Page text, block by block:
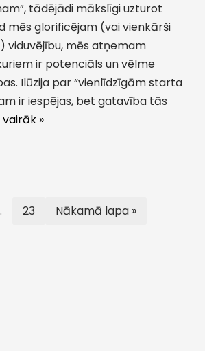
tādējādi mākslīgi uzturot
mēs glorificējam (vai vienkārši
viduvējību, mēs atņemam
ir potenciāls un vēlme
Ilūzija par “vienlīdzīgām starta
ir iespējas, bet gatavība tās
vairāk »
23 Nākamā lapa »